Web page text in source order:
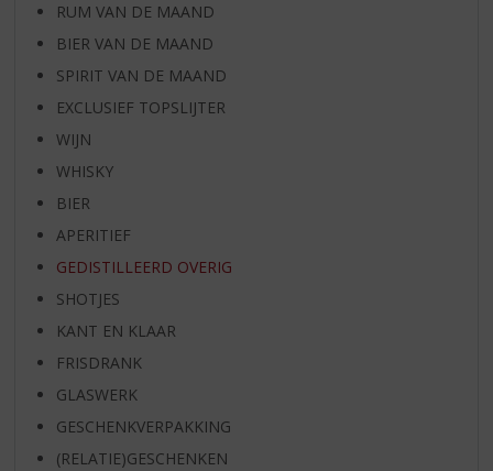
RUM VAN DE MAAND
BIER VAN DE MAAND
SPIRIT VAN DE MAAND
EXCLUSIEF TOPSLIJTER
WIJN
WHISKY
BIER
APERITIEF
GEDISTILLEERD OVERIG
SHOTJES
KANT EN KLAAR
FRISDRANK
GLASWERK
GESCHENKVERPAKKING
(RELATIE)GESCHENKEN